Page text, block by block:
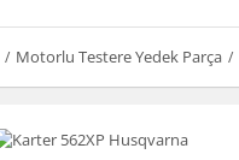
Motorlu Testere Yedek Parça